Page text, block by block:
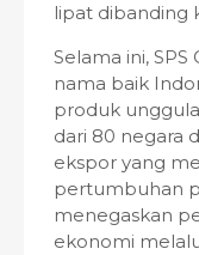
lipat dibanding
Selama ini,
nama baik
produk
dari 80 negara
ekspor yang
pertumbuhan
menegaskan
ekonomi